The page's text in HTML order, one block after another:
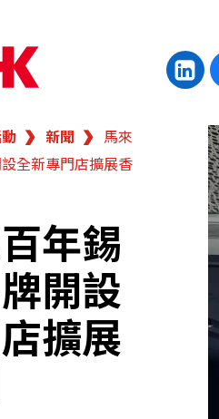
勢
新聞
馬來
全新專門店擴展香
年錫
開設
擴展